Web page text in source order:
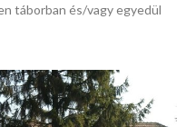
táborban és/vagy egyedül